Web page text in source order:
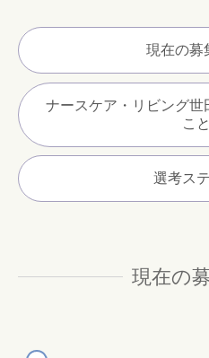
現在の募
ナースケア・リビング世
こと
選考ス
現在の